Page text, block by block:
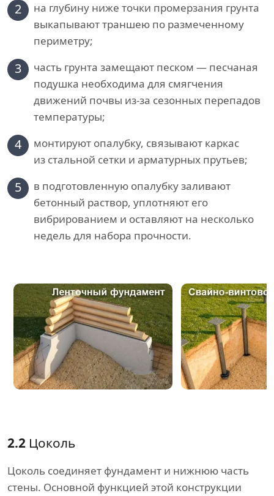
2
на глубину ниже точки промерзания грунта
выкапывают траншею по размеченному
периметру;
3
часть грунта замещают песком — песчаная
подушка необходима для смягчения
движений почвы из-за сезонных перепадов
температуры;
4
монтируют опалубку, связывают каркас
из стальной сетки и арматурных прутьев;
5
в подготовленную опалубку заливают
бетонный раствор, уплотняют его
вибрированием и оставляют на несколько
недель для набора прочности.
2.2 Цоколь
Цоколь соединяет фундамент и нижнюю часть
стены. Основной функцией этой конструкции